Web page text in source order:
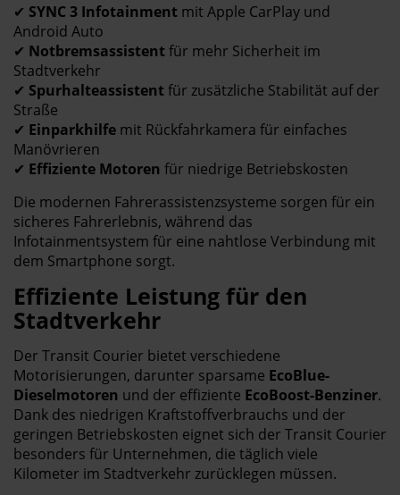
✔ SYNC 3 Infotainment mit Apple CarPlay und
Android Auto
✔ Notbremsassistentfür mehr Sicherheit im
Stadtverkehr
✔ Spurhalteassistentfür zusätzliche Stabilität auf der
Straße
✔ Einparkhilfe mit Rückfahrkamera für einfaches
Manövrieren
✔ Effiziente Motoren für niedrige Betriebskosten
Die modernen Fahrerassistenzsysteme sorgen für ein
sicheres Fahrerlebnis, während das
Infotainmentsystem für eine nahtlose Verbindung mit
dem Smartphone sorgt.
Effiziente Leistung für den
Stadtverkehr
Der Transit Courier bietet verschiedene
Motorisierungen, darunter sparsame EcoBlue-
Dieselmotoren und der effiziente EcoBoost-Benziner.
Dank des niedrigen Kraftstoffverbrauchs und der
geringen Betriebskosten eignet sich der Transit Courier
besonders für Unternehmen, die täglich viele
Kilometer im Stadtverkehr zurücklegen müssen.